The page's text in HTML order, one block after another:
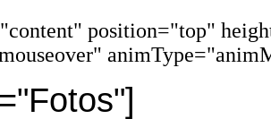
position="top"